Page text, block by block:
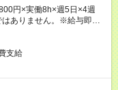
円×実働8h×週5日×4週
ありません。※給与即受取
支給